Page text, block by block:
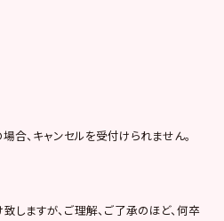
合、キャンセルを受付けられません。
しますが、ご理解、ご了承のほど、何卒